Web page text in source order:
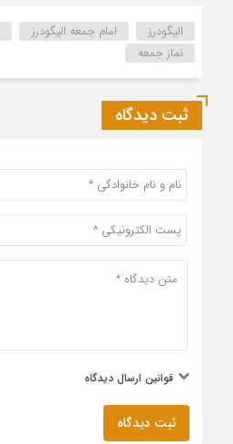
الیگودرز امام جمعه الیگودرز
نماز جمعه
ثبت دیدگاه
قوانین ارسال دیدگاه
ثبت دیدگاه